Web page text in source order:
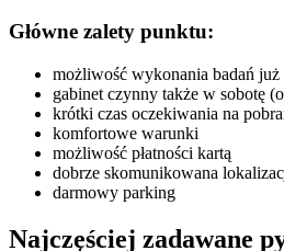
Główne zalety punktu:
możliwość wykonania badań
gabinet czynny także w sobotę
krótki czas oczekiwania na
komfortowe warunki
możliwość płatności kartą
dobrze skomunikowana
darmowy parking
Najczęściej zadawane